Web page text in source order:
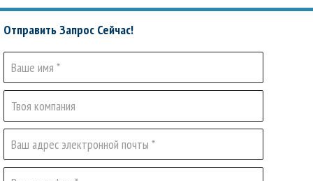
Отправить Запрос Сейчас!